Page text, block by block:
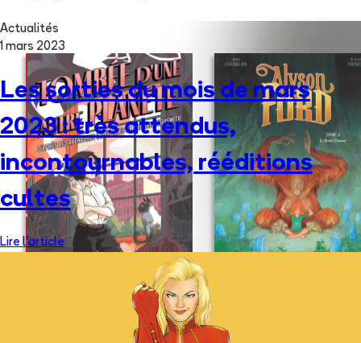
Actualités
1 mars 2023
Les sorties du mois de mars
2023 : très attendus,
incontournables, rééditions
cultes
Lire l'article